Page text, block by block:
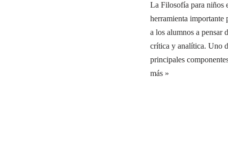
La Filosofía para niños
herramienta importante
a los alumnos a pensar
crítica y analítica. Uno
principales
más »